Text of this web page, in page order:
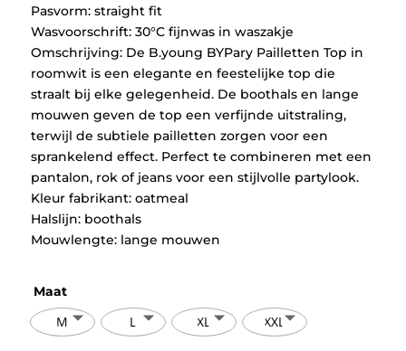
Pasvorm: straight fit
Wasvoorschrift: 30°C fijnwas in waszakje
Omschrijving: De B.young BYPary Pailletten Top in
roomwit is een elegante en feestelijke top die
straalt bij elke gelegenheid. De boothals en lange
mouwen geven de top een verfijnde uitstraling,
terwijl de subtiele pailletten zorgen voor een
sprankelend effect. Perfect te combineren met een
pantalon, rok of jeans voor een stijlvolle partylook.
Kleur fabrikant: oatmeal
Halslijn: boothals
Mouwlengte: lange mouwen
Maat
M L XL XXL